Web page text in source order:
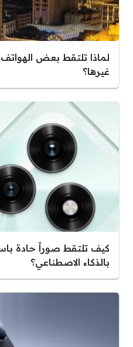
لماذا تلتقط بعض
غيرها؟
كيف تلتقط صوراً حادة
بالذكاء الاصطناعي؟